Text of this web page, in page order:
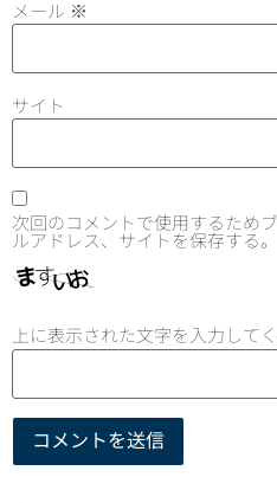
メール ※
サイト
次回のコメントで使用するため
ルアドレス、サイトを保存する。
上に表示された文字を入力してく